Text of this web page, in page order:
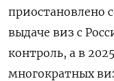
приостановлено
выдаче виз с
контроль, а в
многократных